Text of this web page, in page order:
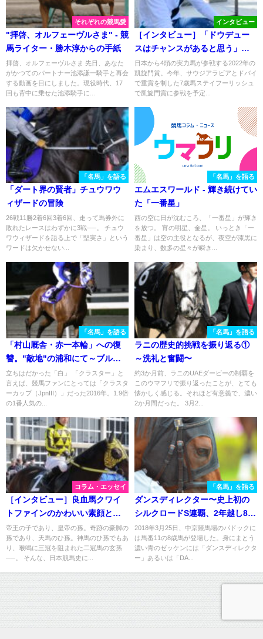
それぞれの競馬愛
"拝啓、オルフェーヴルさま" - 競
馬ライター・勝木淳からの手紙
拝啓、オルフェーヴルさま 先日、あなた
がかつてのパートナー池添謙一騎手と再会
する動画を目にしました。現役時代、17
回も背中に乗せた池添騎手に...
インタビュー
［インタビュー］「ドウデュー
スはチャンスがあると思う」。
ルメール騎手が語る、2022年凱
旋門賞。
日本から4頭の実力馬が参戦する2022年の
凱旋門賞。今年、サウジアラビアとドバイ
で重賞を制した7歳馬ステイフーリッシュ
で凱旋門賞に参戦を予定...
「名馬」を語る
「ダート界の賢者」チュウワウ
ィザードの冒険
26戦11勝2着6回3着6回、走って馬券外に
敗れたレースはわずかに3戦──。 チュウ
ワウィザードを語る上で「堅実さ」という
ワードは欠かせない...
「名馬」を語る
エムエスワールド - 輝き続けてい
た「一番星」
西の空に日が沈むころ、「一番星」が輝き
を放つ。 宵の明星、金星。 いっとき「一
番星」は空の主役となるが、夜空が漆黒に
染まり、数多の星々が瞬き...
「名馬」を語る
「村山厩舎・赤一本輪」への復
讐。"敵地"の浦和にて～ブルド
ッグボス～
立ちはだかった「白」 「クラスター」と
言えば、競馬ファンにとっては「クラスタ
ーカップ（JpnIII）」だった2016年。1.9倍
の1番人気の...
「名馬」を語る
ラニの歴史的挑戦を振り返る①
～洗礼と奮闘〜
約3か月前、ラニのUAEダービーの制覇を
このウマフリで振り返ったことが、とても
懐かしく感じる。それほど有意義で、濃い
2か月間だった。 3月2...
コラム・エッセイ
［インタビュー］良血馬クワイ
トファインのかわいい素顔と
は？ - 金沢・喜多由紀子厩務員
帝王の子であり、皇帝の孫。奇跡の豪脚の
孫であり、天馬のひ孫。神馬のひ孫でもあ
り、喉鳴に三冠を阻まれた二冠馬の玄孫
──。 そんな、日本競馬史に...
「名馬」を語る
ダンスディレクター〜史上初の
シルクロードS連覇、2年越し8歳
にして辿り着いた最高の舞台～
2018年3月25日、中京競馬場のパドックに
は馬番11の8歳馬が登場した。身にまとう
濃い青のゼッケンには「ダンスディレクタ
ー」あるいは「DA...